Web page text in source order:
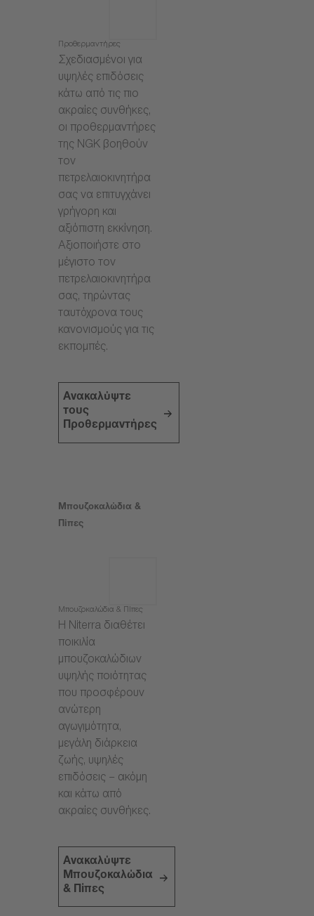
Προθερμαντήρες
Σχεδιασμένοι για
υψηλές επιδόσεις
κάτω από τις πιο
ακραίες συνθήκες,
οι προθερμαντήρες
της NGK βοηθούν
τον
πετρελαιοκινητήρα
σας να επιτυγχάνει
γρήγορη και
αξιόπιστη εκκίνηση.
Αξιοποιήστε στο
μέγιστο τον
πετρελαιοκινητήρα
σας, τηρώντας
ταυτόχρονα τους
κανονισμούς για τις
εκπομπές.
Ανακαλύψτε
τους
Προθερμαντήρες
Μπουζοκαλώδια &
Πίπες
Μπουζοκαλώδια & Πίπες
Η Niterra διαθέτει
ποικιλία
μπουζοκαλώδιων
υψηλής ποιότητας
που προσφέρουν
ανώτερη
αγωγιμότητα,
μεγάλη διάρκεια
ζωής, υψηλές
επιδόσεις – ακόμη
και κάτω από
ακραίες συνθήκες.
Ανακαλύψτε
Μπουζοκαλώδια
& Πίπες